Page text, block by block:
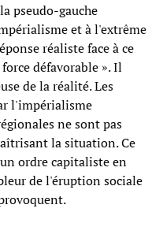
pseudo-gauche
et à l'extrême
réaliste face à ce
défavorable ». Il
de la réalité. Les
l'impérialisme
ne sont pas
la situation. Ce
ordre capitaliste en
de l'éruption sociale